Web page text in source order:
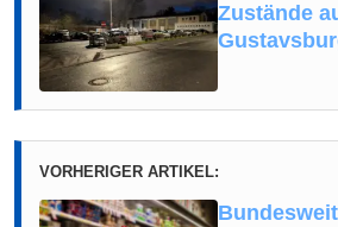
Zustände
VORHERIGER ARTIKEL: